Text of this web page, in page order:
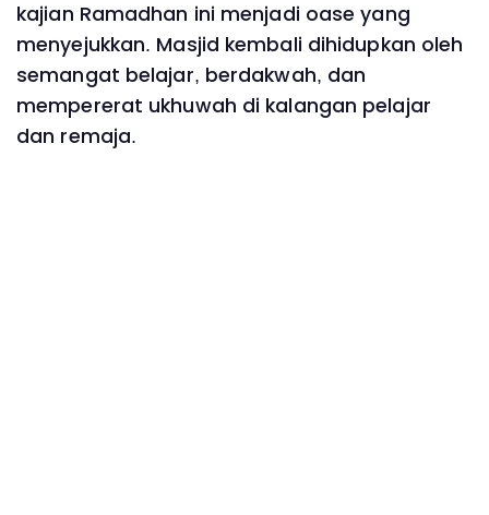
kajian Ramadhan ini menjadi oase yang
menyejukkan. Masjid kembali dihidupkan oleh
semangat belajar, berdakwah, dan
mempererat ukhuwah di kalangan pelajar
dan remaja.